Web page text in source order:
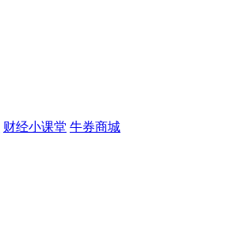
财经小课堂 牛券商城